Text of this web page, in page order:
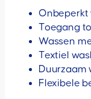
Onbeperkt
Toegang
Wassen
Textiel
Duurzaam
Flexibele